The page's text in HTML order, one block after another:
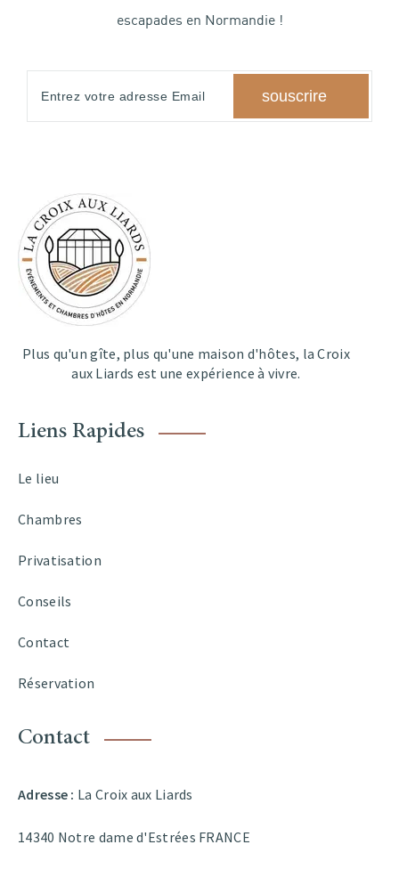
escapades en Normandie !
Plus qu'un gîte, plus qu'une maison d'hôtes, la Croix
aux Liards est une expérience à vivre.
Liens Rapides
Le lieu
Chambres
Privatisation
Conseils
Contact
Réservation
Contact
Adresse : La Croix aux Liards
14340 Notre dame d'Estrées FRANCE